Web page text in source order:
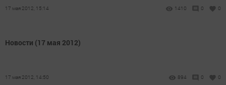
17 мая 2012, 15:14 1410 0 0
Новости (17 мая 2012)
17 мая 2012, 14:50 894 0 0